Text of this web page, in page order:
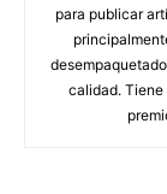
para publicar
calidad.